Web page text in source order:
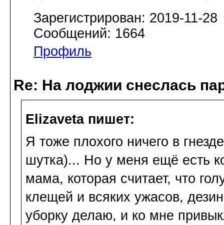
Зарегистрирован: 2019-11-28
Сообщений: 1664
Профиль
Re: На лоджии снеслась
Elizaveta пишет:
Я тоже плохого ничего в
шутка)... Но у меня ещё есть
мама, которая считает, что
клещей и всяких ужасов,
уборку делаю, и ко мне